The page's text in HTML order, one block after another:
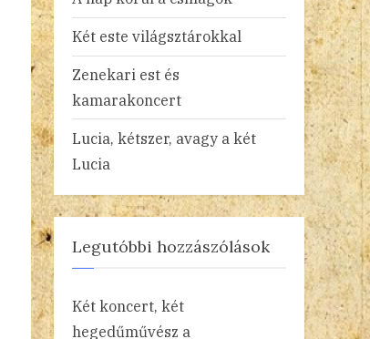
Két este világsztárokkal
Zenekari est és
kamarakoncert
Lucia, kétszer, avagy a két
Lucia
Legutóbbi hozzászólások
Két koncert, két
hegedűművész a